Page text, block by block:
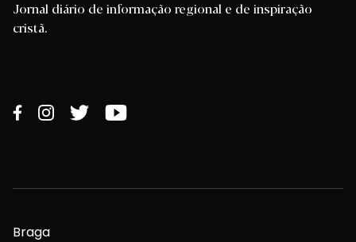
Jornal diário de informação regional e de inspiração
cristã.
Braga